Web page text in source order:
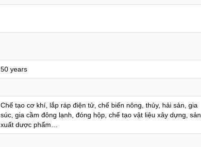
50 years
Chế tạo cơ khí, lắp ráp điện tử, chế biến nông, thủy, hải sản, gia
súc, gia cầm đông lạnh, đóng hộp, chế tạo vật liệu xây dựng, sản
xuất dược phẩm…